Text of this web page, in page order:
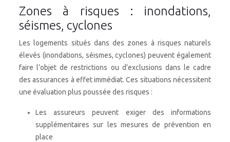
Zones à risques : inondations,
séismes, cyclones
Les logements situés dans des zones à risques naturels
élevés (inondations, séismes, cyclones) peuvent également
faire l’objet de restrictions ou d’exclusions dans le cadre
des assurances à effet immédiat. Ces situations nécessitent
une évaluation plus poussée des risques :
Les assureurs peuvent exiger des informations
supplémentaires sur les mesures de prévention en
place